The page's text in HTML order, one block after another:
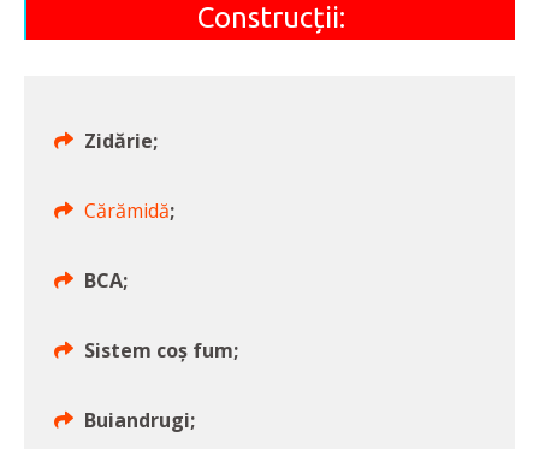
Construcții:
Zidărie;
Cărămidă;
BCA;
Sistem coș fum;
Buiandrugi;